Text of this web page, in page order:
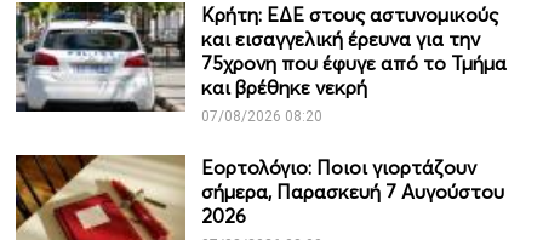
Κρήτη: ΕΔΕ στους αστυνομικούς
και εισαγγελική έρευνα για την
75χρονη που έφυγε από το Τμήμα
και βρέθηκε νεκρή
07/08/2026 08:20
Εορτολόγιο: Ποιοι γιορτάζουν
σήμερα, Παρασκευή 7 Αυγούστου
2026